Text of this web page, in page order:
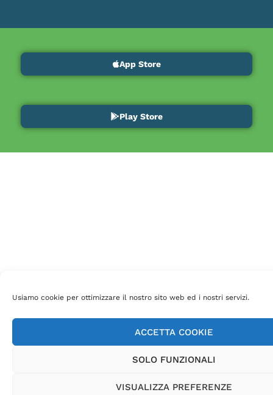
Usiamo cookie per ottimizzare il nostro sito web ed i nostri servizi.
ACCETTA COOKIE
SOLO FUNZIONALI
VISUALIZZA PREFERENZE
App Store
Play Store